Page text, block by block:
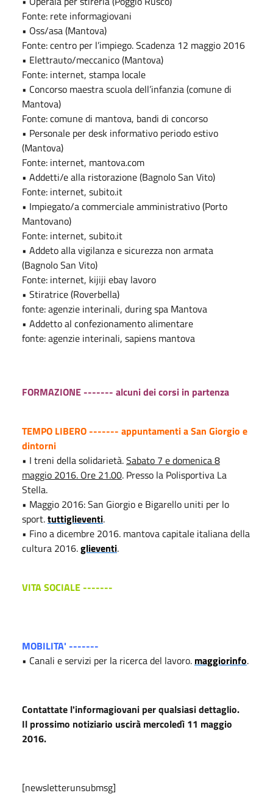
Fonte: rete informagiovani
• Oss/asa (Mantova)
Fonte: centro per l’impiego. Scadenza 12 maggio 2016
• Elettrauto/meccanico (Mantova)
Fonte: internet, stampa locale
• Concorso maestra scuola dell’infanzia (comune di
Mantova)
Fonte: comune di mantova, bandi di concorso
• Personale per desk informativo periodo estivo
(Mantova)
Fonte: internet, mantova.com
• Addetti/e alla ristorazione (Bagnolo San Vito)
Fonte: internet, subito.it
• Impiegato/a commerciale amministrativo (Porto
Mantovano)
Fonte: internet, subito.it
• Addeto alla vigilanza e sicurezza non armata
(Bagnolo San Vito)
Fonte: internet, kijiji ebay lavoro
• Stiratrice (Roverbella)
fonte: agenzie interinali, during spa Mantova
• Addetto al confezionamento alimentare
fonte: agenzie interinali, sapiens mantova
FORMAZIONE ------- alcuni dei corsi in partenza
TEMPO LIBERO ------- appuntamenti a San Giorgio e
dintorni
• I treni della solidarietà.Sabato 7 e domenica 8
maggio 2016. Ore 21.00. Presso la Polisportiva La
Stella.
• Maggio 2016: San Giorgio e Bigarello uniti per lo
sport.tuttiglieventi.
• Fino a dicembre 2016. mantova capitale italiana della
cultura 2016.glieventi.
VITA SOCIALE -------
MOBILITA' -------
• Canali e servizi per la ricerca del lavoro. maggiorinfo.
Contattate l'informagiovani per qualsiasi dettaglio.
Il prossimo notiziario uscirà mercoledì 11 maggio
2016.
[newsletterunsubmsg]